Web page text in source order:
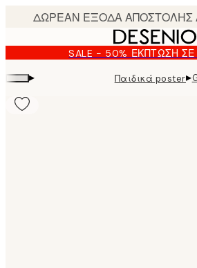
content.
SALE - 50% ΈΚΠΤΩΣΗ ΣΕ
▸ Παιδικά poster▸